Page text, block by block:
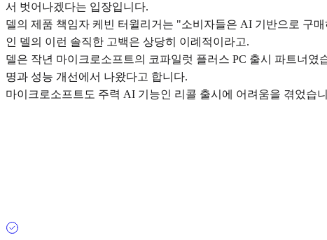
서 벗어나겠다는 입장입니다.
델의 제품 책임자 케빈 터윌리거는 "소비자들은 AI 기반으로 구
인 델의 이런 솔직한 고백은 상당히 이례적이라고.
델은 작년 마이크로소프트의 코파일럿 플러스 PC 출시 파트너
명과 성능 개선에서 나왔다고 합니다.
마이크로소프트도 주력 AI 기능인 리콜 출시에 어려움을 겪었습